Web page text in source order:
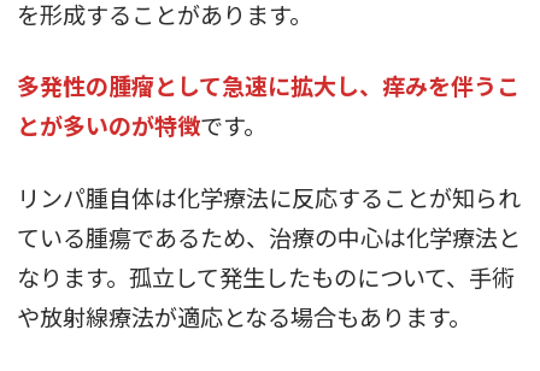
を形成することがあります。
多発性の腫瘤として急速に拡大し、痒みを伴うこ
とが多いのが特徴です。
リンパ腫自体は化学療法に反応することが知られ
ている腫瘍であるため、治療の中心は化学療法と
なります。孤立して発生したものについて、手術
や放射線療法が適応となる場合もあります。